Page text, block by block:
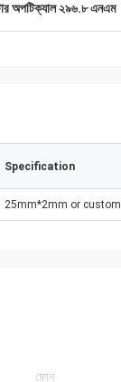
অপটিক্যাল ২৯৬.৮ এনএম
Specification
25mm*2mm or custom